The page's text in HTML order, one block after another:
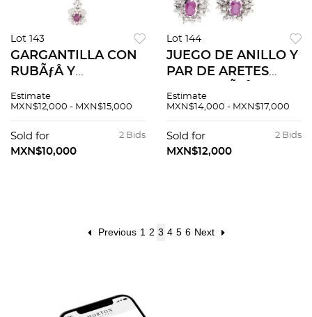
Lot 143
GARGANTILLA CON
RUBÃƒÂ Y
PLATA PALADIO
Estimate
MXN$12,000 - MXN$15,000
2 Bids
Sold for
MXN$10,000
Lot 144
JUEGO DE ANILLO Y
PAR DE ARETES
DIAMANTES EN
Estimate
MXN$14,000 - MXN$17,000
2 Bids
Sold for
MXN$12,000
Previous 1 2 3 4 5 6 Next